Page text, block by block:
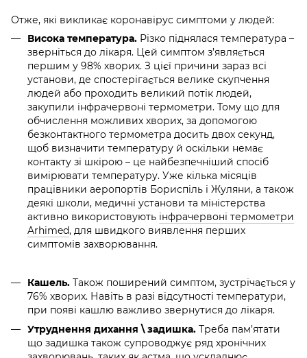
Отже, які викликає коронавірус симптоми у людей:
Висока температура. Різко піднялася температура –
зверніться до лікаря. Цей симптом з’являється
першим у 98% хворих. З цієї причини зараз всі
установи, де спостерігається велике скупчення
людей або проходить великий потік людей,
закупили інфрачервоні термометри. Тому що для
обчислення можливих хворих, за допомогою
безконтактного термометра досить двох секунд,
щоб визначити температуру й оскільки немає
контакту зі шкірою – це найбезпечніший спосіб
вимірювати температуру. Уже кілька місяців
працівники аеропортів Бориспіль і Жуляни, а також
деякі школи, медичні установи та міністерства
активно використовують інфрачервоні термометри
Arhimed, для швидкого виявлення перших
симптомів захворювання.
Кашель. Також поширений симптом, зустрічається у
76% хворих. Навіть в разі відсутності температури,
при появі кашлю важливо звернутися до лікаря.
Утруднення дихання \ задишка. Треба пам’ятати
що задишка також супроводжує ряд хронічних